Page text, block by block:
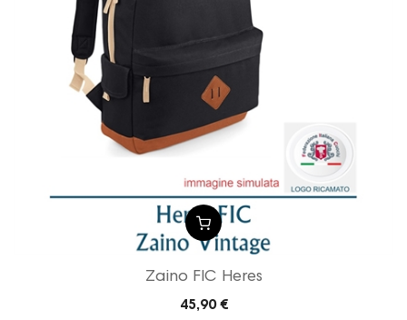
Zaino FIC Heres
45,90 €